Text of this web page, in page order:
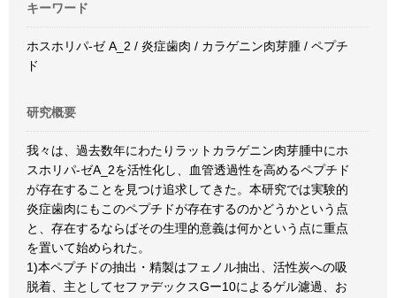
キーワード
ホスホリパ-ゼ A_2 / 炎症歯肉 / カラゲニン肉芽腫 / ペプチ
ド
研究概要
我々は、過去数年にわたりラットカラゲニン肉芽腫中にホ
スホリパ-ゼA_2を活性化し、血管透過性を高めるペプチド
が存在することを見つけ追求してきた。本研究では実験的
炎症歯肉にもこのペプチドが存在するのかどうかという点
と、存在するならばその生理的意義は何かという点に重点
を置いて始められた。
1)本ペプチドの抽出・精製はフェノル抽出、活性炭への吸
脱着、主としてセファデックスGー10によるゲル濾過、お